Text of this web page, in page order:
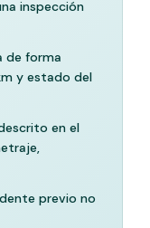
inspección
de forma
y estado del
en el
previo no